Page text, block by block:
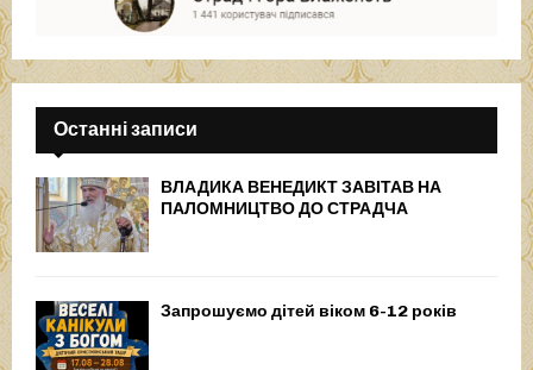
Останні записи
ВЛАДИКА ВЕНЕДИКТ ЗАВІТАВ НА
ПАЛОМНИЦТВО ДО СТРАДЧА
Запрошуємо дітей віком 6-12 років